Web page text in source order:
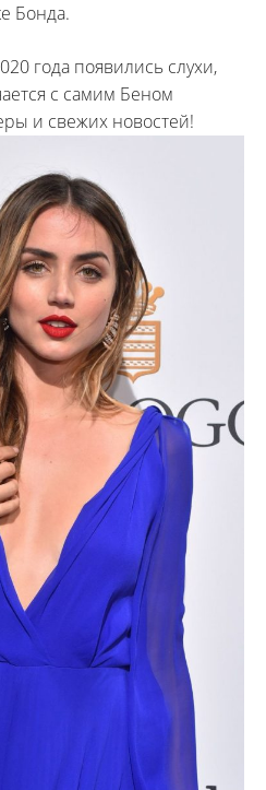
Бонда.
года появились слухи,
с самим Беном
и свежих новостей!